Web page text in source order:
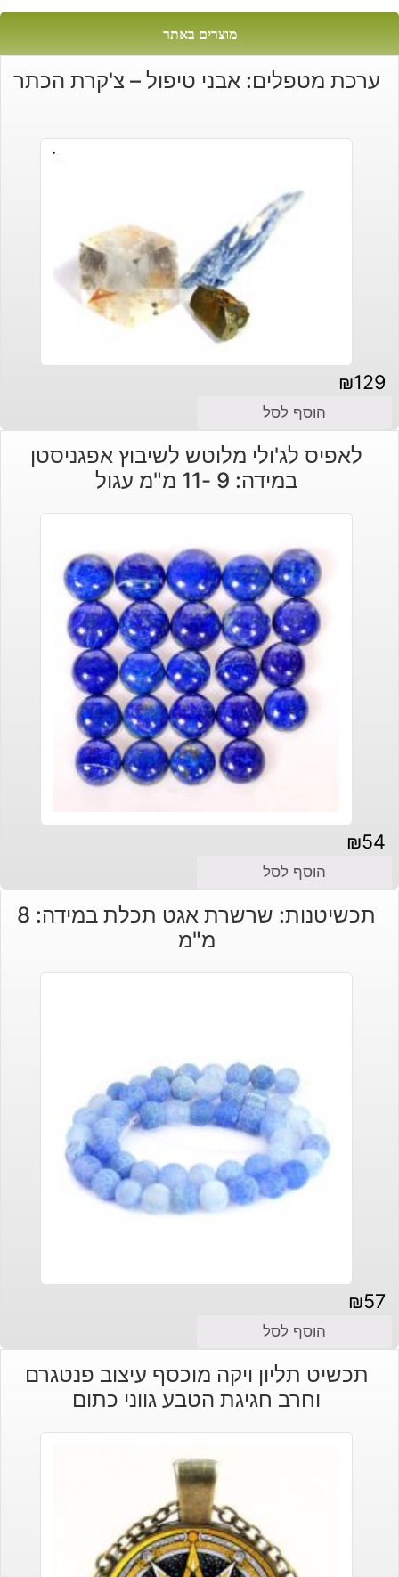
מוצרים באתר
ערכת מטפלים: אבני טיפול – צ'קרת הכתר
₪129
הוסף לסל
לאפיס לג'ולי מלוטש לשיבוץ אפגניסטן
במידה: 9 -11 מ"מ עגול
₪54
הוסף לסל
תכשיטנות: שרשרת אגט תכלת במידה: 8
מ"מ
₪57
הוסף לסל
תכשיט תליון ויקה מוכסף עיצוב פנטגרם
וחרב חגיגת הטבע גווני כתום